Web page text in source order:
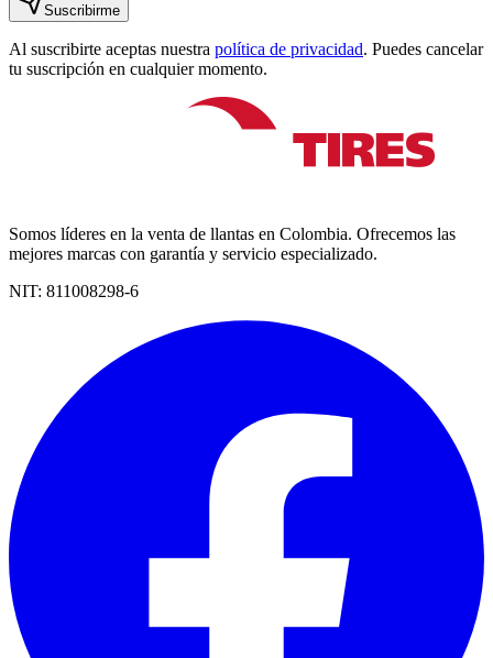
Suscribirme
Al suscribirte aceptas nuestra política de privacidad. Puedes cancelar
tu suscripción en cualquier momento.
Somos líderes en la venta de llantas en Colombia. Ofrecemos las
mejores marcas con garantía y servicio especializado.
NIT: 811008298-6